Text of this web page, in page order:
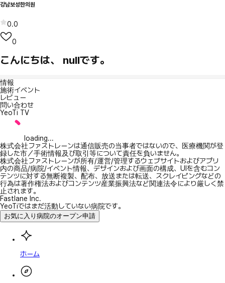
강남보성한의원
0.0
0
こんにちは、 nullです。
情報
施術イベント
レビュー
問い合わせ
YeoTi TV
loading...
株式会社ファストレーンは通信販売の当事者ではないので、医療機関が登
録した市／手術情報及び取引等について責任を負いません。
株式会社ファストレーンが所有/運営/管理するウェブサイトおよびアプリ
内の商品/病院/イベント情報、デザインおよび画面の構成、UIを含むコン
テンツに対する無断複製、配布、放送または転送、スクレイピングなどの
行為は著作権法およびコンテンツ産業振興法など関連法令により厳しく禁
止されます。
Fastlane Inc.
YeoTiではまだ活動していない病院です。
お気に入り病院のオープン申請
ホーム